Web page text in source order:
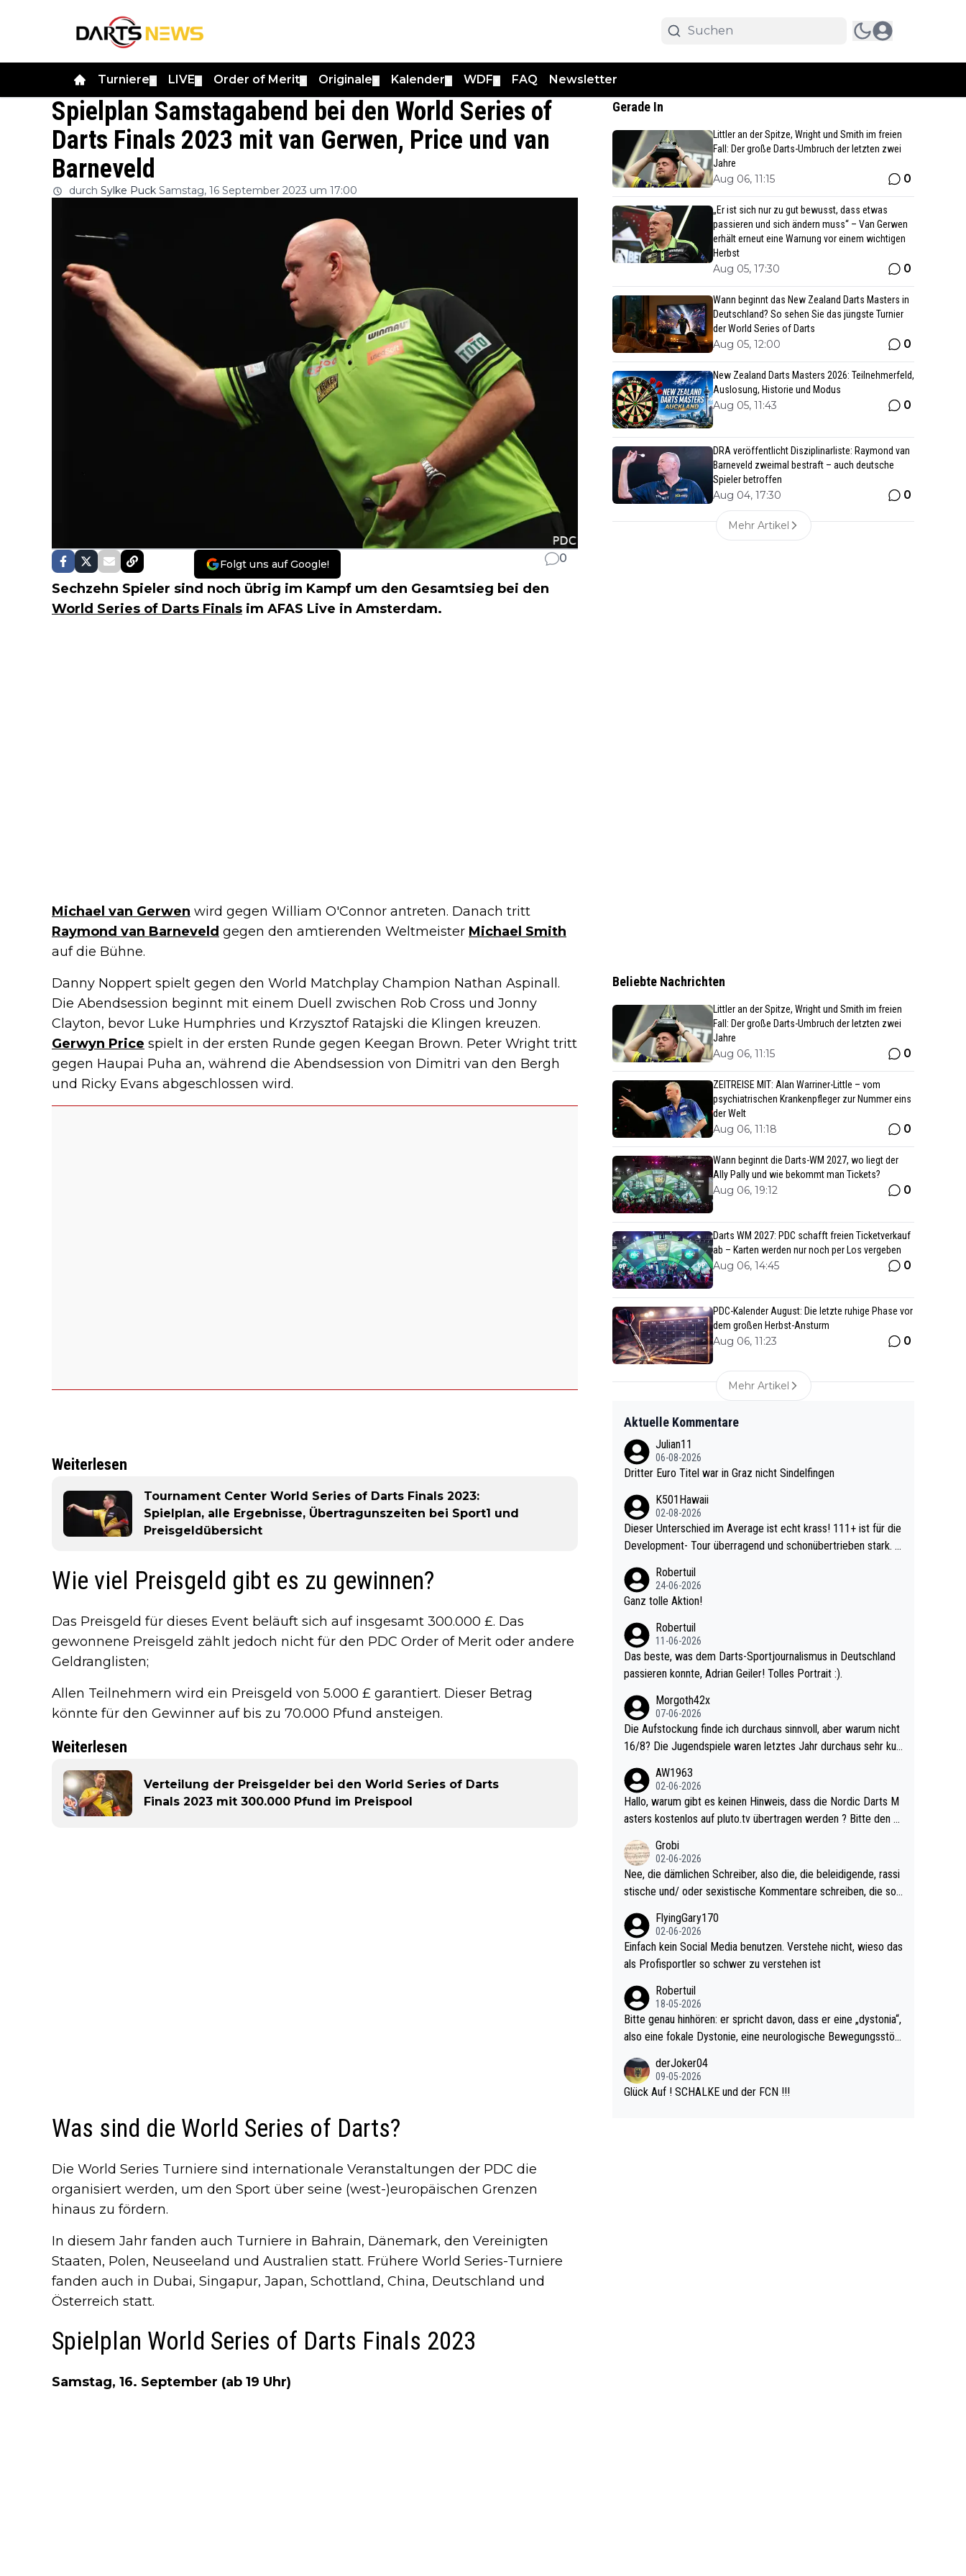
Turniere LIVE Order of Merit Originale Kalender WDF FAQ Newsletter
Spielplan Samstagabend bei den World Series of
Darts Finals 2023 mit van Gerwen, Price und van
Barneveld
durch Sylke Puck Samstag, 16 September 2023 um 17:00
Folgt uns auf Google! 0
Sechzehn Spieler sind noch übrig im Kampf um den Gesamtsieg bei den
World Series of Darts Finals im AFAS Live in Amsterdam.
Michael van Gerwen wird gegen William O'Connor antreten. Danach tritt
Raymond van Barneveld gegen den amtierenden Weltmeister Michael Smith
auf die Bühne.
Danny Noppert spielt gegen den World Matchplay Champion Nathan Aspinall.
Die Abendsession beginnt mit einem Duell zwischen Rob Cross und Jonny
Clayton, bevor Luke Humphries und Krzysztof Ratajski die Klingen kreuzen.
Gerwyn Price spielt in der ersten Runde gegen Keegan Brown. Peter Wright tritt
gegen Haupai Puha an, während die Abendsession von Dimitri van den Bergh
und Ricky Evans abgeschlossen wird.
Weiterlesen
Tournament Center World Series of Darts Finals 2023:
Spielplan, alle Ergebnisse, Übertragunszeiten bei Sport1 und
Preisgeldübersicht
Wie viel Preisgeld gibt es zu gewinnen?
Das Preisgeld für dieses Event beläuft sich auf insgesamt 300.000 £. Das
gewonnene Preisgeld zählt jedoch nicht für den PDC Order of Merit oder andere
Geldranglisten;
Allen Teilnehmern wird ein Preisgeld von 5.000 £ garantiert. Dieser Betrag
könnte für den Gewinner auf bis zu 70.000 Pfund ansteigen.
Weiterlesen
Verteilung der Preisgelder bei den World Series of Darts
Finals 2023 mit 300.000 Pfund im Preispool
Was sind die World Series of Darts?
Die World Series Turniere sind internationale Veranstaltungen der PDC die
organisiert werden, um den Sport über seine (west-)europäischen Grenzen
hinaus zu fördern.
In diesem Jahr fanden auch Turniere in Bahrain, Dänemark, den Vereinigten
Staaten, Polen, Neuseeland und Australien statt. Frühere World Series-Turniere
fanden auch in Dubai, Singapur, Japan, Schottland, China, Deutschland und
Österreich statt.
Spielplan World Series of Darts Finals 2023
Samstag, 16. September (ab 19 Uhr)
Gerade In
Littler an der Spitze, Wright und Smith im freien
Fall: Der große Darts-Umbruch der letzten zwei
Jahre
Aug 06, 11:15 0
„Er ist sich nur zu gut bewusst, dass etwas
passieren und sich ändern muss“ – Van Gerwen
erhält erneut eine Warnung vor einem wichtigen
Herbst
Aug 05, 17:30 0
Wann beginnt das New Zealand Darts Masters in
Deutschland? So sehen Sie das jüngste Turnier
der World Series of Darts
Aug 05, 12:00 0
New Zealand Darts Masters 2026: Teilnehmerfeld,
Auslosung, Historie und Modus
Aug 05, 11:43 0
DRA veröffentlicht Disziplinarliste: Raymond van
Barneveld zweimal bestraft – auch deutsche
Spieler betroffen
Aug 04, 17:30 0
Mehr Artikel
Beliebte Nachrichten
Littler an der Spitze, Wright und Smith im freien
Fall: Der große Darts-Umbruch der letzten zwei
Jahre
Aug 06, 11:15 0
ZEITREISE MIT: Alan Warriner-Little – vom
psychiatrischen Krankenpfleger zur Nummer eins
der Welt
Aug 06, 11:18 0
Wann beginnt die Darts-WM 2027, wo liegt der
Ally Pally und wie bekommt man Tickets?
Aug 06, 19:12 0
Darts WM 2027: PDC schafft freien Ticketverkauf
ab – Karten werden nur noch per Los vergeben
Aug 06, 14:45 0
PDC-Kalender August: Die letzte ruhige Phase vor
dem großen Herbst-Ansturm
Aug 06, 11:23 0
Mehr Artikel
Aktuelle Kommentare
Julian11
06-08-2026
Dritter Euro Titel war in Graz nicht Sindelfingen
K501Hawaii
02-08-2026
Dieser Unterschied im Average ist echt krass! 111+ ist für die
Development- Tour überragend und schonübertrieben stark. U
e mal 40+ erst recht. Da gewinnst keinen Blumentopf - ist ja n
och krasser wie ein Pokalspiel eines Kreisligisten vs einem Bu
Robertuil
24-06-2026
Ganz tolle Aktion!
Robertuil
11-06-2026
Das beste, was dem Darts-Sportjournalismus in Deutschland
passieren konnte, Adrian Geiler! Tolles Portrait :).
Morgoth42x
07-06-2026
Die Aufstockung finde ich durchaus sinnvoll, aber warum nicht
16/8? Die Jugendspiele waren letztes Jahr durchaus sehr kur
l. Allerdings ist Mitchell Lawrie als Nummer 1 der Welt eh quali
fiziert. Somit ändert die automatische Qualifikation des Weltm
eisters erstmal nichts. Ich denke sie wollen damit für nächste
d wohl wenig WDF Turniere spielen. Dies war bei Archie Self l
etztes Jahr der Fall. Er musste als amtierender Weltmeister d
urch den Qualifier und ich glaube kaum, dass Mitchel sich das
(in Vegas) antun würde, wenn er doch eigentlich die PDC-WM
als Ziel hat.
AW1963
02-06-2026
Hallo, warum gibt es keinen Hinweis, dass die Nordic Darts M
asters kostenlos auf pluto.tv übertragen werden ? Bitte den A
Grobi
02-06-2026
Nee, die dämlichen Schreiber, also die, die beleidigende, rassi
stische und/ oder sexistische Kommentare schreiben, die soll
nes Leben in den Griff kriegen. Nur eins wundert mich: Luke Li
ttler war doch neulich erst derjenige, der über Social Media G
vV provoziert hat. Und Littlers Mutter schießt öfters mal gege
ehler!
FlyingGary170
02-06-2026
Einfach kein Social Media benutzen. Verstehe nicht, wieso das
als Profisportler so schwer zu verstehen ist
Robertuil
18-05-2026
Bitte genau hinhören: er spricht davon, dass er eine „dystonia“,
also eine fokale Dystonie, eine neurologische Bewegungsstör
werden, im Arm hat. Und, dass Medikamente ihm helfen! Ich gl
aube immer noch, dass sehr viele der Dartits-Fälle fälschlich p
derJoker04
09-05-2026
Glück Auf ! SCHALKE und der FCN !!!